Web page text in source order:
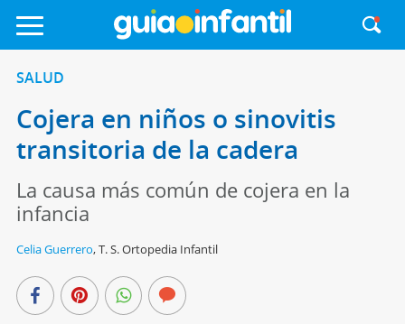
SALUD
Cojera en niños o sinovitis
transitoria de la cadera
La causa más común de cojera en la
infancia
Celia Guerrero,T. S. Ortopedia Infantil